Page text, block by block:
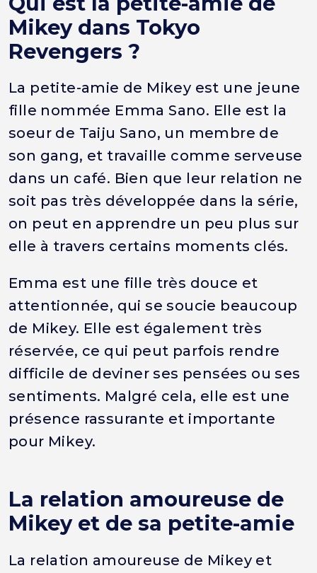
Mikey dans Tokyo
Revengers ?
La petite-amie de Mikey est une jeune
fille nommée Emma Sano. Elle est la
soeur de Taiju Sano, un membre de
son gang, et travaille comme serveuse
dans un café. Bien que leur relation ne
soit pas très développée dans la série,
on peut en apprendre un peu plus sur
elle à travers certains moments clés.
Emma est une fille très douce et
attentionnée, qui se soucie beaucoup
de Mikey. Elle est également très
réservée, ce qui peut parfois rendre
difficile de deviner ses pensées ou ses
sentiments. Malgré cela, elle est une
présence rassurante et importante
pour Mikey.
La relation amoureuse de
Mikey et de sa petite-amie
La relation amoureuse de Mikey et